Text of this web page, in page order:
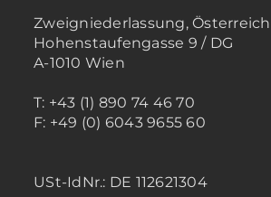
Zweigniederlassung, Österreich
Hohenstaufengasse 9 / DG
A-1010 Wien
T: +43 (1) 890 74 46 70
F: +49 (0) 6043 9655 60
USt-IdNr.: DE 112621304